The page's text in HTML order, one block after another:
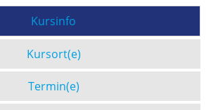
Kursinfo
Kursort(e)
Termin(e)